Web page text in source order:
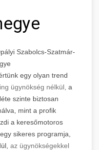
Szabolcs-Szatmár-
egy olyan trend
ügynökség nélkül, a
szinte biztosan
mint a profik
a keresőmotoros
sikeres programja,
az ügynökségekkel